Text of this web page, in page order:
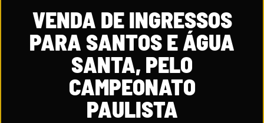
VENDA DE INGRESSOS
PARA SANTOS E ÁGUA
SANTA, PELO
CAMPEONATO
PAULISTA